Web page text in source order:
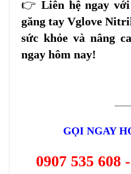
👉 Liên hệ ngay
găng tay Vglove
sức khỏe và nâng
ngay hôm nay!
GỌI NGAY
0907 535 608